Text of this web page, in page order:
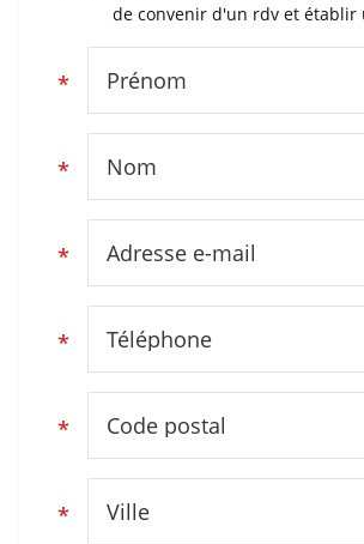
Volet battant sur cadre
une porte fenêtre
Aperçu ouvert / fermé
battants sur cadre
Volets battants sur
pour une porte fenêtre
Volets battants sur
pour une porte fenêtre
de convenir d'un rdv et établir
* Prénom
* Nom
* Adresse e-mail
* Téléphone
* Code postal
* Ville